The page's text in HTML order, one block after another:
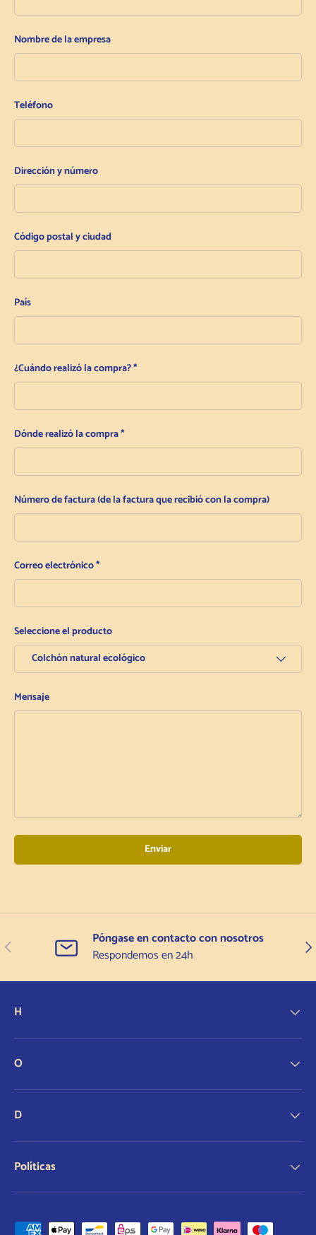
Nombre de la empresa
Teléfono
Dirección y número
Código postal y ciudad
País
¿Cuándo realizó la compra?
Dónde realizó la compra
Número de factura (de la factura que recibió con la compra)
Correo electrónico
Seleccione el producto
Mensaje
Enviar
Anterior
Póngase en contacto con nosotros
Respondemos en 24h
H
O
D
Políticas
Formas de pago aceptadas